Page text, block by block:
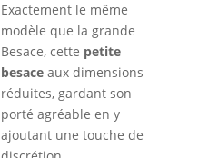
Exactement le même
modèle que la grande
Besace, cette petite
besace aux dimensions
réduites, gardant son
porté agréable en y
ajoutant une touche de